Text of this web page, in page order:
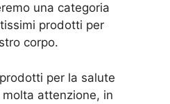
una categoria
prodotti per
corpo.
per la salute
attenzione, in